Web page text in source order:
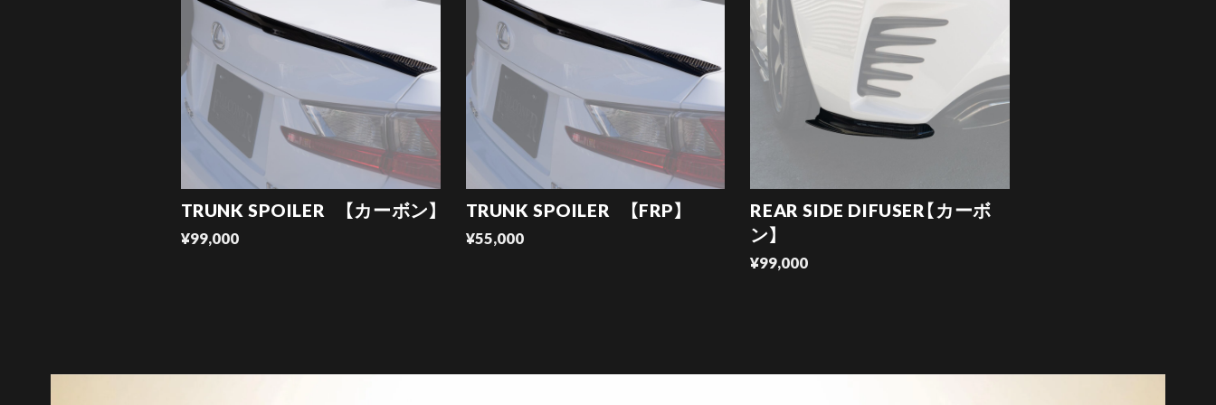
TRUNK SPOILER 【カーボン】
¥99,000
TRUNK SPOILER 【FRP】
¥55,000
REAR SIDE DIFUSER【カーボ
ン】
¥99,000